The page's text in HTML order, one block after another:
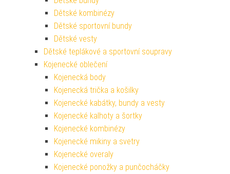
Dětské kombinézy
Dětské sportovní bundy
Dětské vesty
Dětské teplákové a sportovní soupravy
Kojenecké oblečení
Kojenecká body
Kojenecká trička a košilky
Kojenecké kabátky, bundy a vesty
Kojenecké kalhoty a šortky
Kojenecké kombinézy
Kojenecké mikiny a svetry
Kojenecké overaly
Kojenecké ponožky a punčocháčky